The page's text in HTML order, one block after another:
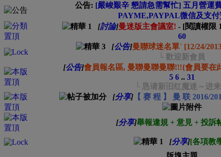
公告: [嚴峻艱辛 懇請急需幫忙] 五月營運
PAYME,PAYPAL微信及支
[討論]曼迷版主會議室! - [閱讀權限
60
[公告]曼聯球迷名單` [12/24/
└ 歡迎新會員
[公告]會員報名區, 曼聯曼聯曼聯!!!{會員要在
5 6.. 31
└ 恳请新旧红魔迷～进
[分享]【 赛 程 】 曼 联 2016/
[分享]舉報違規 + 意見 + 投訴
[分享][各項教